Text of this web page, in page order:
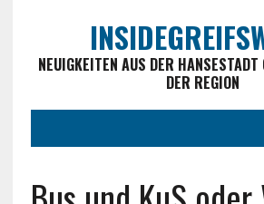
NEUIGKEITEN AUS DER HANSESTADT
DER REGION